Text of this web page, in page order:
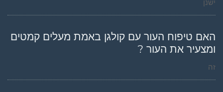
ישנן
האם טיפוח העור עם קולגן באמת מעלים קמטים
ומצעיר את העור ?
זה